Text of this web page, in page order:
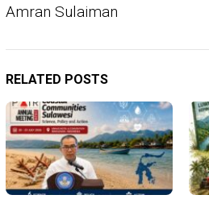
Amran Sulaiman
RELATED POSTS